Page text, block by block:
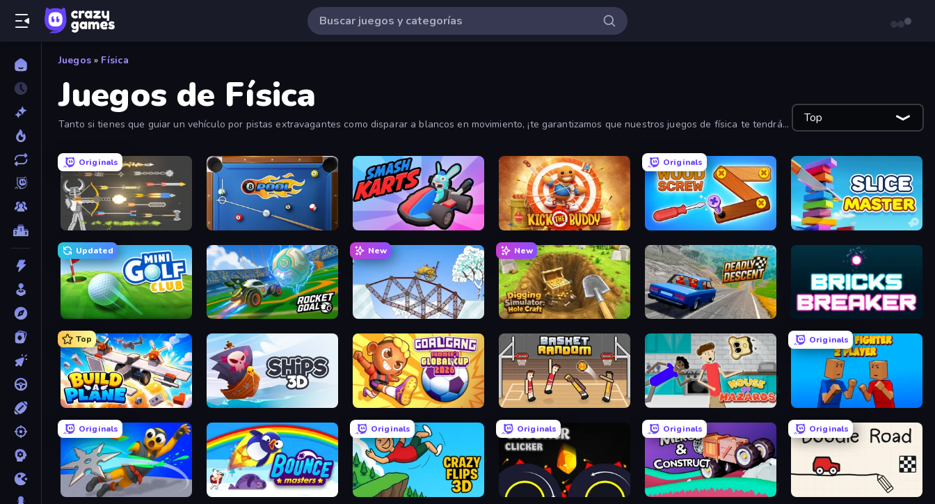
Juegos » Física
Juegos de Física
Tanto si tienes que guiar un vehículo por pistas extravagantes como disparar a blancos en movimiento, ¡te garantizamos que nuestros juegos de física te tendrán
Top
Originals
Ragdoll Archers 8 Ball Pool Smash Karts Kick the Buddy
Originals
Wood Screw: Bolts Puzzle Slice Master
Updated
Mini Golf Club RocketGoal.io
New
Railway Bridge
New
Digging Simulator: Hole Craft Deadly Descent Bricks Breaker
Top
Build A Plane Ships 3D Goal Gang Basket Random House of Hazards
Originals
Puppet Fighter 2 Player
Originals
Ninja Swipe Strike Bouncemasters
Originals
Crazy Flips 3D
Originals
Crusher Clicker
Originals
Merge & Construct
Originals